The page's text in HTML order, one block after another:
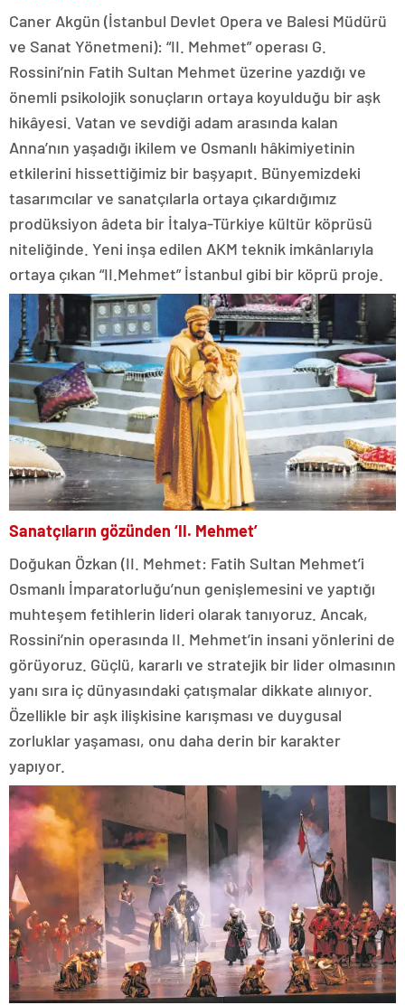
Caner Akgün (İstanbul Devlet Opera ve Balesi Müdürü
ve Sanat Yönetmeni): “II. Mehmet” operası G.
Rossini’nin Fatih Sultan Mehmet üzerine yazdığı ve
önemli psikolojik sonuçların ortaya koyulduğu bir aşk
hikâyesi. Vatan ve sevdiği adam arasında kalan
Anna’nın yaşadığı ikilem ve Osmanlı hâkimiyetinin
etkilerini hissettiğimiz bir başyapıt. Bünyemizdeki
tasarımcılar ve sanatçılarla ortaya çıkardığımız
prodüksiyon âdeta bir İtalya-Türkiye kültür köprüsü
niteliğinde. Yeni inşa edilen AKM teknik imkânlarıyla
ortaya çıkan “II.Mehmet” İstanbul gibi bir köprü proje.
Sanatçıların gözünden ‘II. Mehmet’
Doğukan Özkan (II. Mehmet: Fatih Sultan Mehmet’i
Osmanlı İmparatorluğu’nun genişlemesini ve yaptığı
muhteşem fetihlerin lideri olarak tanıyoruz. Ancak,
Rossini’nin operasında II. Mehmet’in insani yönlerini de
görüyoruz. Güçlü, kararlı ve stratejik bir lider olmasının
yanı sıra iç dünyasındaki çatışmalar dikkate alınıyor.
Özellikle bir aşk ilişkisine karışması ve duygusal
zorluklar yaşaması, onu daha derin bir karakter
yapıyor.